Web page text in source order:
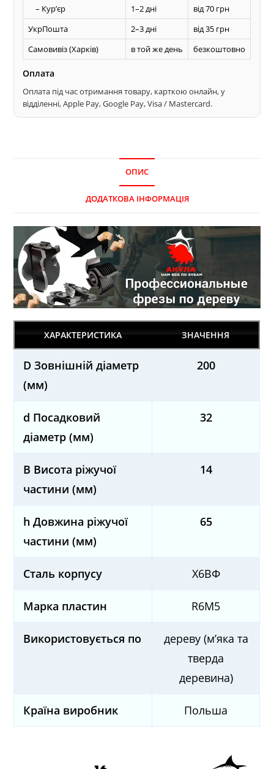
– Курʼєр
1–2 дні
від 70 грн
УкрПошта
2–3 дні
від 35 грн
Самовивіз (Харків)
в той же день безкоштовно
Оплата
Оплата під час отримання товару, карткою онлайн, у
відділенні, Apple Pay, Google Pay, Visa / Mastercard.
ОПИС
ДОДАТКОВА ІНФОРМАЦІЯ
ХАРАКТЕРИСТИКА ЗНАЧЕННЯ
D Зовнішній діаметр
(мм)
200
d Посадковий
діаметр (мм)
32
B Висота ріжучої
частини (мм)
14
h Довжина ріжучої
частини (мм)
65
Сталь корпусу Х6ВФ
Марка пластин R6M5
Використовується по
дереву (м’яка та
тверда
деревина)
Країна виробник Польша